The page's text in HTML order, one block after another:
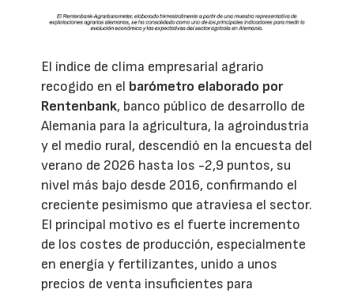
El índice de clima empresarial agrario
recogido en el barómetro elaborado por
Rentenbank, banco público de desarrollo de
Alemania para la agricultura, la agroindustria
y el medio rural, descendió en la encuesta del
verano de 2026 hasta los -2,9 puntos, su
nivel más bajo desde 2016, confirmando el
creciente pesimismo que atraviesa el sector.
El principal motivo es el fuerte incremento
de los costes de producción, especialmente
en energía y fertilizantes, unido a unos
precios de venta insuficientes para